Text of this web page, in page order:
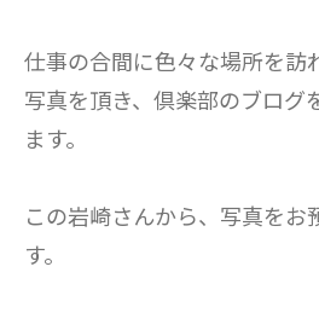
仕事の合間に色々な場所を訪
写真を頂き、倶楽部のブログ
ます。
この岩崎さんから、写真をお
す。